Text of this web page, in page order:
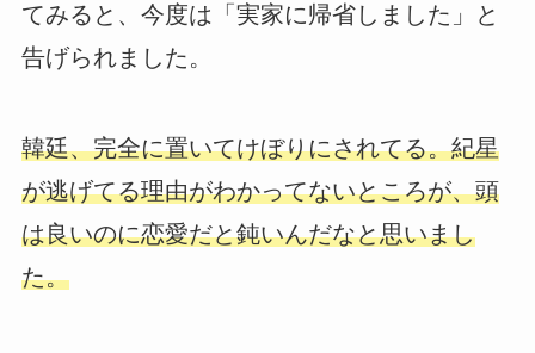
てみると、今度は「実家に帰省しました」と
告げられました。
韓廷、完全に置いてけぼりにされてる。紀星
が逃げてる理由がわかってないところが、頭
は良いのに恋愛だと鈍いんだなと思いまし
た。